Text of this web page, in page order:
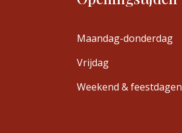
Maandag-donderdag
Vrijdag
Weekend & feestdagen